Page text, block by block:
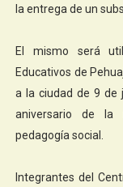
la entrega de un
El mismo será
Educativos de
a la ciudad de 9 de
aniversario de la
pedagogía social.
Integrantes del